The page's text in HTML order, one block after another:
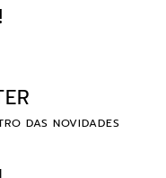
DAS NOVIDADES